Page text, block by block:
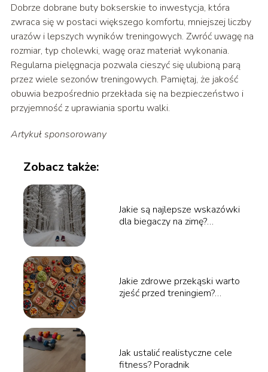
Dobrze dobrane buty bokserskie to inwestycja, która
zwraca się w postaci większego komfortu, mniejszej liczby
urazów i lepszych wyników treningowych. Zwróć uwagę na
rozmiar, typ cholewki, wagę oraz materiał wykonania.
Regularna pielęgnacja pozwala cieszyć się ulubioną parą
przez wiele sezonów treningowych. Pamiętaj, że jakość
obuwia bezpośrednio przekłada się na bezpieczeństwo i
przyjemność z uprawiania sportu walki.
Artykuł sponsorowany
Zobacz także:
Jakie są najlepsze wskazówki
dla biegaczy na zimę?
Jakie zdrowe przekąski warto
zjeść przed treningiem?
Jak ustalić realistyczne cele
fitness? Poradnik